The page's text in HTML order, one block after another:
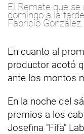
El Remate que se
domingo a la
Fabricio González.
En cuanto al
productor acotó
ante los montos
En la noche del
premios a los
Josefina "Fifa"